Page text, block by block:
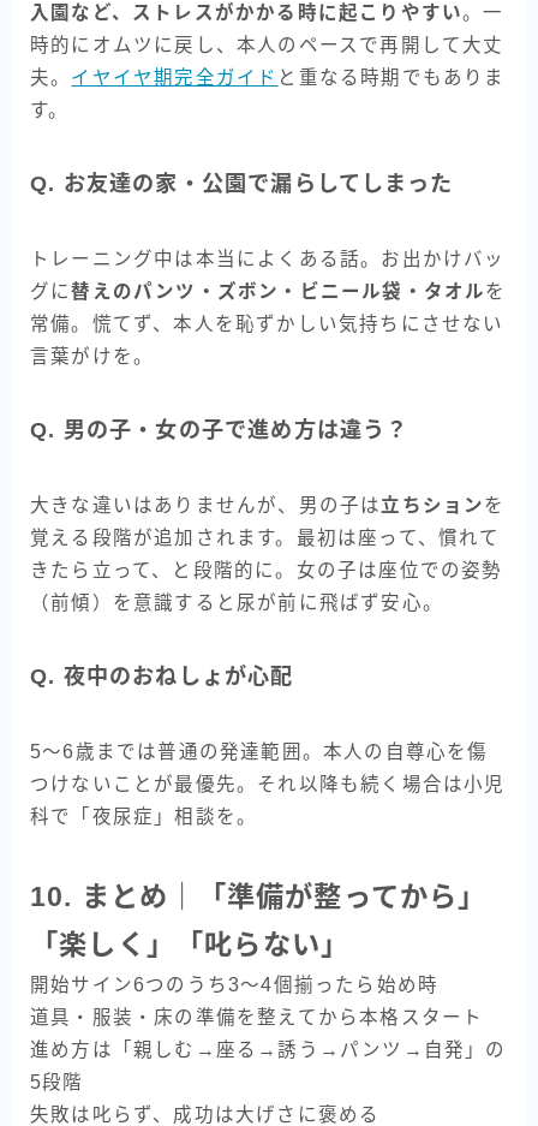
入園など、ストレスがかかる時に起こりやすい。一
時的にオムツに戻し、本人のペースで再開して大丈
夫。 イヤイヤ期完全ガイド と重なる時期でもありま
す。
Q. お友達の家・公園で漏らしてしまった
トレーニング中は本当によくある話。お出かけバッ
グに替えのパンツ・ズボン・ビニール袋・タオルを
常備。慌てず、本人を恥ずかしい気持ちにさせない
言葉がけを。
Q. 男の子・女の子で進め方は違う？
大きな違いはありませんが、男の子は立ちションを
覚える段階が追加されます。最初は座って、慣れて
きたら立って、と段階的に。女の子は座位での姿勢
（前傾）を意識すると尿が前に飛ばず安心。
Q. 夜中のおねしょが心配
5〜6歳までは普通の発達範囲。本人の自尊心を傷
つけないことが最優先。それ以降も続く場合は小児
科で「夜尿症」相談を。
10. まとめ｜「準備が整ってから」
「楽しく」「叱らない」
開始サイン6つのうち3〜4個揃ったら始め時
道具・服装・床の準備を整えてから本格スタート
進め方は「親しむ→座る→誘う→パンツ→自発」の
5段階
失敗は叱らず、成功は大げさに褒める